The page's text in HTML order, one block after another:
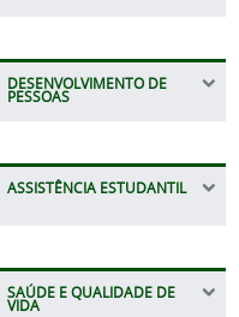
DESENVOLVIMENTO DE
PESSOAS
ASSISTÊNCIA ESTUDANTIL
SAÚDE E QUALIDADE DE
VIDA